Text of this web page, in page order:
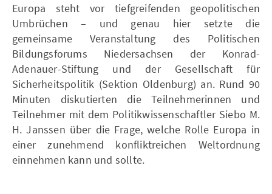
Europa steht vor tiefgreifenden geopolitischen
Umbrüchen – und genau hier setzte die
gemeinsame Veranstaltung des Politischen
Bildungsforums Niedersachsen der Konrad-
Adenauer-Stiftung und der Gesellschaft für
Sicherheitspolitik (Sektion Oldenburg) an. Rund 90
Minuten diskutierten die Teilnehmerinnen und
Teilnehmer mit dem Politikwissenschaftler Siebo M.
H. Janssen über die Frage, welche Rolle Europa in
einer zunehmend konfliktreichen Weltordnung
einnehmen kann und sollte.